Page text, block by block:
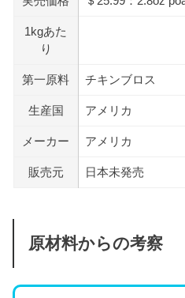
1kgあた
り
第一原料 チキンブロス
生産国 アメリカ
メーカー アメリカ
販売元 日本未発売
原材料からの考察